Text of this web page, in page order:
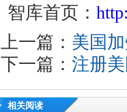
智库首页：
上一篇： 美国
下一篇： 注册
相关阅读